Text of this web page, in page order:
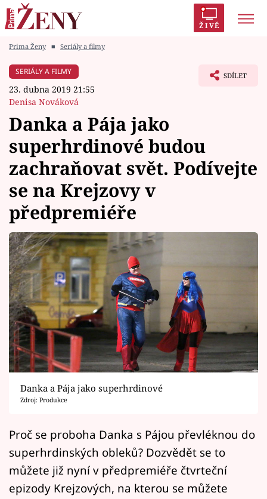
ŽIVĚ
Módní alarm
Témata
Celebrity
Vztahy
Seriály
Horoskopy
Sledujte prima+
Filmový festival Karlovy Vary
Pořady
Mámy sobě
Sledujte nás
Prima Ženy ■ Seriály a filmy
SERIÁLY A FILMY
23. dubna 2019 21:55
Denisa Nováková
SDÍLET
Danka a Pája jako
superhrdinové budou
zachraňovat svět. Podívejte
se na Krejzovy v
předpremiéře
Danka a Pája jako superhrdinové
Zdroj: Produkce
Proč se proboha Danka s Pájou převléknou do
superhrdinských obleků? Dozvědět se to
můžete již nyní v předpremiéře čtvrteční
epizody Krejzových, na kterou se můžete